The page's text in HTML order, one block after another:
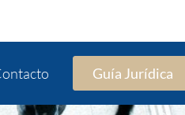
Guía Jurídica